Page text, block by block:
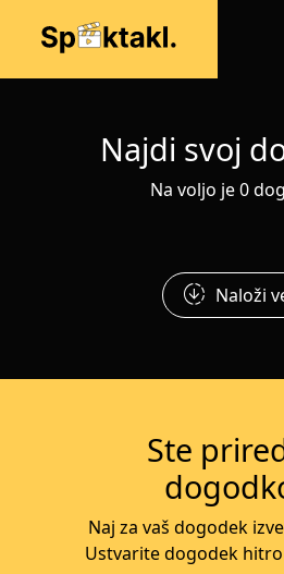
Najdi svoj
Na voljo je 0
downloading Naloži
Ste
Naj za vaš dogodek
Ustvarite dogodek